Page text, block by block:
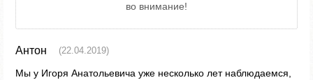
во внимание!
Антон (22.04.2019)
Мы у Игоря Анатольевича уже несколько лет наблюдаемся,